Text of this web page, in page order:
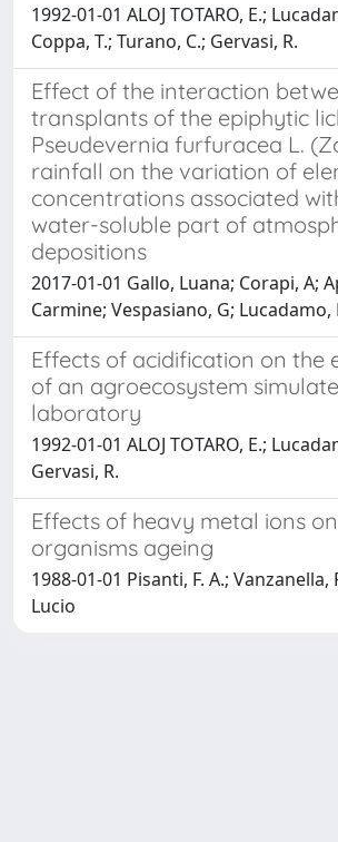
1992-01-01 ALOJ TOTARO, E.;
Coppa, T.; Turano, C.; Gervasi, R.
Effect of the interaction
transplants of the epiphytic
Pseudevernia furfuracea L.
rainfall on the variation of
concentrations associated
water-soluble part of
depositions
2017-01-01 Gallo, Luana; Corapi, A;
Carmine; Vespasiano, G; Lucadamo,
Effects of acidification on the
of an agroecosystem
laboratory
1992-01-01 ALOJ TOTARO, E.;
Gervasi, R.
Effects of heavy metal ions
organisms ageing
1988-01-01 Pisanti, F. A.; Vanzanella,
Lucio